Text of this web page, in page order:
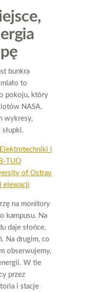
bunkra
to
pokoju, który
NASA.
wykresy,
na monitory
kampusu. Na
daje słońce,
Na drugim, co
obserwujemy,
W tle
przez
i stacje